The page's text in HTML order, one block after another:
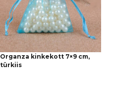
Organza kinkekott 7×9 cm,
türkiis